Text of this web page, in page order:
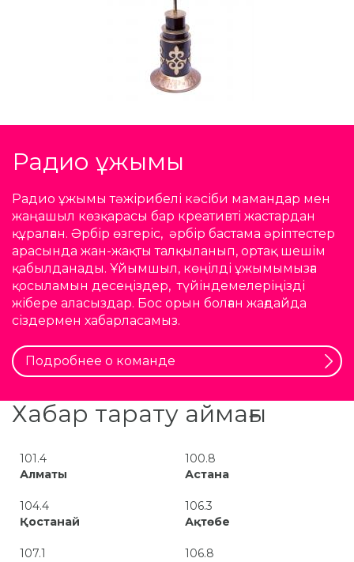
Радио ұжымы
Радио ұжымы тәжірибелі кәсіби мамандар мен
жаңашыл көзқарасы бар креативті жастардан
құралған. Әрбір өзгеріс, әрбір бастама әріптестер
арасында жан-жақты талқыланып, ортақ шешім
қабылданады. Ұйымшыл, көңілді ұжымымызға
қосыламын десеңіздер, түйіндемелеріңізді
жібере аласыздар. Бос орын болған жағдайда
сіздермен хабарласамыз.
Подробнее о команде
Хабар тарату аймағы
101.4
Алматы
100.8
Астана
104.4
Қостанай
106.3
Ақтөбе
107.1
106.8